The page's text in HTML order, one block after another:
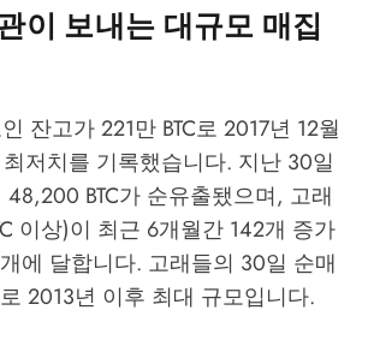
이 보내는 대규모 매집
잔고가 221만 BTC로 2017년 12월
저치를 기록했습니다. 지난 30일
BTC가 순유출됐으며, 고래
이상)이 최근 6개월간 142개 증가
에 달합니다. 고래들의 30일 순매
2013년 이후 최대 규모입니다.